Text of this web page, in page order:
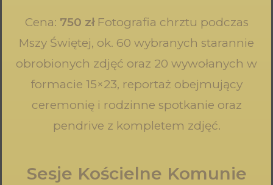
Cena: 750 zł Fotografia chrztu podczas
Mszy Świętej, ok. 60 wybranych starannie
obrobionych zdjęć oraz 20 wywołanych w
formacie 15×23, reportaż obejmujący
ceremonię i rodzinne spotkanie oraz
pendrive z kompletem zdjęć.
Sesje Kościelne Komunie